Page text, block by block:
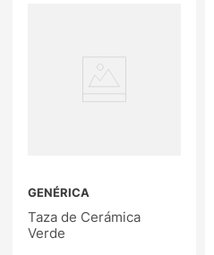
GENÉRICA
Taza de Cerámica
Verde